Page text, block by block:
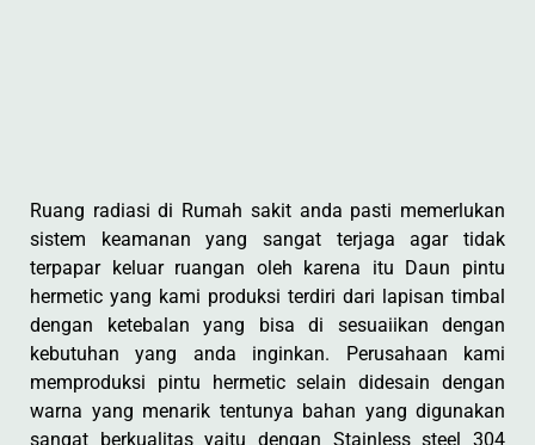
Ruang radiasi di Rumah sakit anda pasti memerlukan
sistem keamanan yang sangat terjaga agar tidak
terpapar keluar ruangan oleh karena itu Daun pintu
hermetic yang kami produksi terdiri dari lapisan timbal
dengan ketebalan yang bisa di sesuaiikan dengan
kebutuhan yang anda inginkan. Perusahaan kami
memproduksi pintu hermetic selain didesain dengan
warna yang menarik tentunya bahan yang digunakan
sangat berkualitas yaitu dengan Stainless steel 304